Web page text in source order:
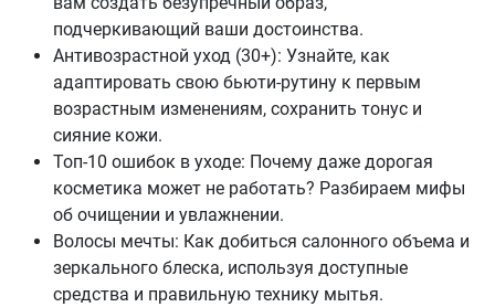
подчеркивающий ваши достоинства.
Антивозрастной уход (30+): Узнайте, как
адаптировать свою бьюти-рутину к первым
возрастным изменениям, сохранить тонус и
сияние кожи.
Топ-10 ошибок в уходе: Почему даже дорогая
косметика может не работать? Разбираем мифы
об очищении и увлажнении.
Волосы мечты: Как добиться салонного объема и
зеркального блеска, используя доступные
средства и правильную технику мытья.